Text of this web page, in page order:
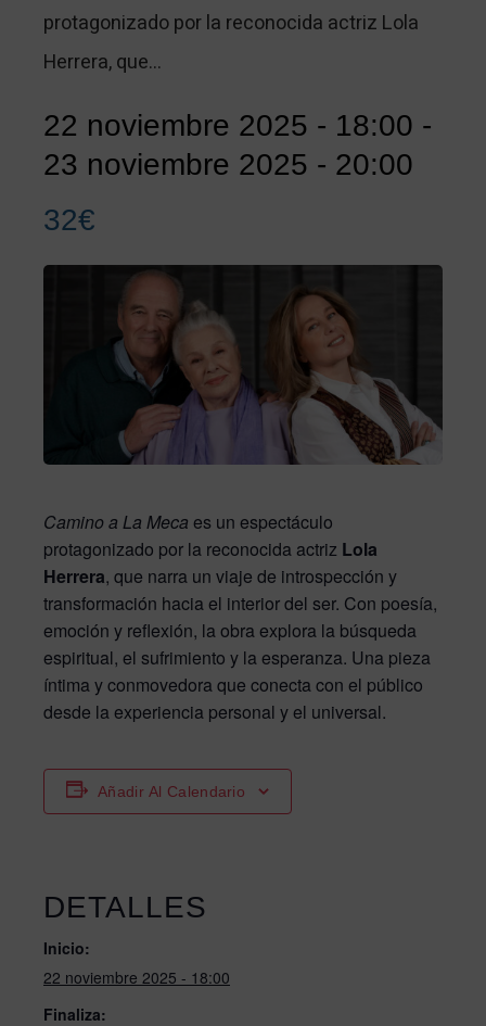
protagonizado por la reconocida actriz Lola
Herrera, que…
22 noviembre 2025 - 18:00 -
23 noviembre 2025 - 20:00
32€
Camino a La Meca es un espectáculo
protagonizado por la reconocida actriz Lola
Herrera, que narra un viaje de introspección y
transformación hacia el interior del ser. Con poesía,
emoción y reflexión, la obra explora la búsqueda
espiritual, el sufrimiento y la esperanza. Una pieza
íntima y conmovedora que conecta con el público
desde la experiencia personal y el universal.
Añadir Al Calendario
DETALLES
Inicio:
22 noviembre 2025 - 18:00
Finaliza: